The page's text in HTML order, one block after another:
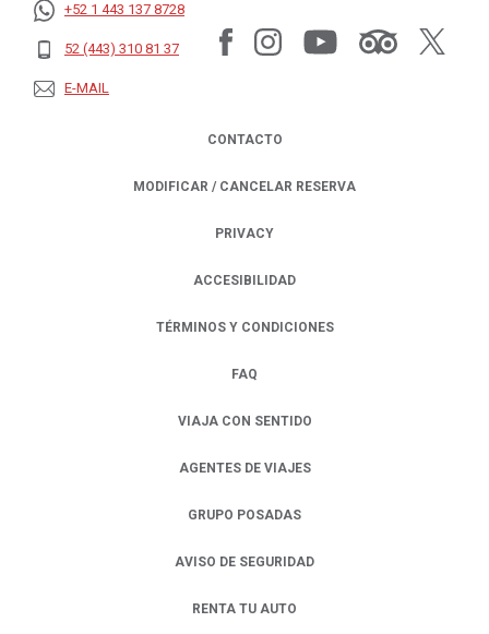
+52 1 443 137 8728
52 (443) 310 81 37
E-MAIL
CONTACTO
MODIFICAR / CANCELAR RESERVA
PRIVACY
OPENS IN A NEW TAB.
ACCESIBILIDAD
TÉRMINOS Y CONDICIONES
FAQ
VIAJA CON SENTIDO
AGENTES DE VIAJES
GRUPO POSADAS
AVISO DE SEGURIDAD
RENTA TU AUTO
OPENS IN A NEW TAB.